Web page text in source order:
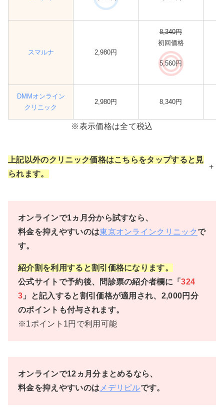
スマルナ 2,980円
8,340円
初回価格
5,560円
DMMオンライン
クリニック
2,980円 8,340円
※表示価格は全て税込
上記以外のクリニック価格はこちらをタップすると見
られます。
+
オンラインで1ヵ月分から試すなら、
料金を抑えやすいのは東京オンラインクリニックで
す。
紹介割を利用すると割引価格になります。
公式サイトで予約後、問診票の紹介者欄に「324
3 」と記入すると割引価格が適用され、2,000円分
のポイントも付与されます。
※1ポイント1円で利用可能
オンラインで12ヵ月分まとめるなら、
料金を抑えやすいのは メデリピルです。